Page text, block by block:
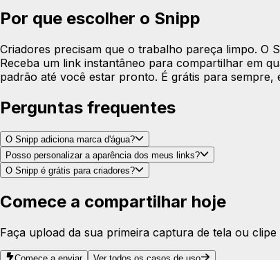
Por que escolher o Snipp
Criadores precisam que o trabalho pareça limpo. O
Receba um link instantâneo para compartilhar em
padrão até você estar pronto. É grátis para
Perguntas frequentes
O Snipp adiciona marca d'água?
Posso personalizar a aparência dos meus links?
O Snipp é grátis para criadores?
Comece a compartilhar hoje
Faça upload da sua primeira captura de tela ou